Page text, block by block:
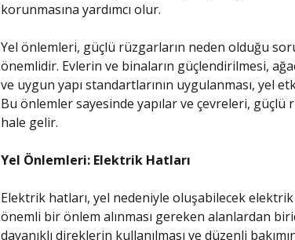
korunmasına yardımcı olur.
Yel önlemleri, güçlü rüzgarların neden olduğu
önemlidir. Evlerin ve binaların güçlendirilmesi,
ve uygun yapı standartlarının uygulanması, yel
Bu önlemler sayesinde yapılar ve çevreleri, güçlü
hale gelir.
Yel Önlemleri: Elektrik Hatları
Elektrik hatları, yel nedeniyle oluşabilecek
önemli bir önlem alınması gereken alanlardan
dayanıklı direklerin kullanılması ve düzenli